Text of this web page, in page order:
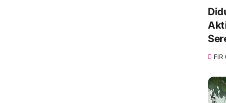
FIR